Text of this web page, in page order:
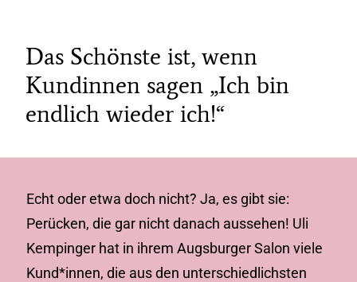
Das Schönste ist, wenn
Kundinnen sagen „Ich bin
endlich wieder ich!“
Echt oder etwa doch nicht? Ja, es gibt sie:
Perücken, die gar nicht danach aussehen! Uli
Kempinger hat in ihrem Augsburger Salon viele
Kund*innen, die aus den unterschiedlichsten